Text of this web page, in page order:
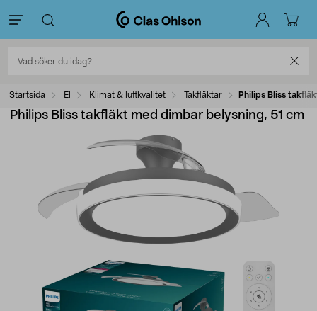
Startsida El Klimat & luftkvalitet Takfläktar Philips Bliss
Philips Bliss takfläkt med dimbar belysning, 51 cm